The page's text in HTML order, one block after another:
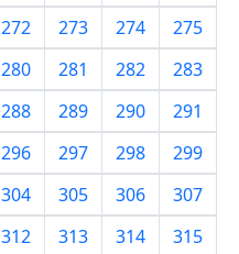
272 273 274
275
280 281 282
283
288 289 290
291
296 297 298
299
304 305 306
307
312 313 314
315